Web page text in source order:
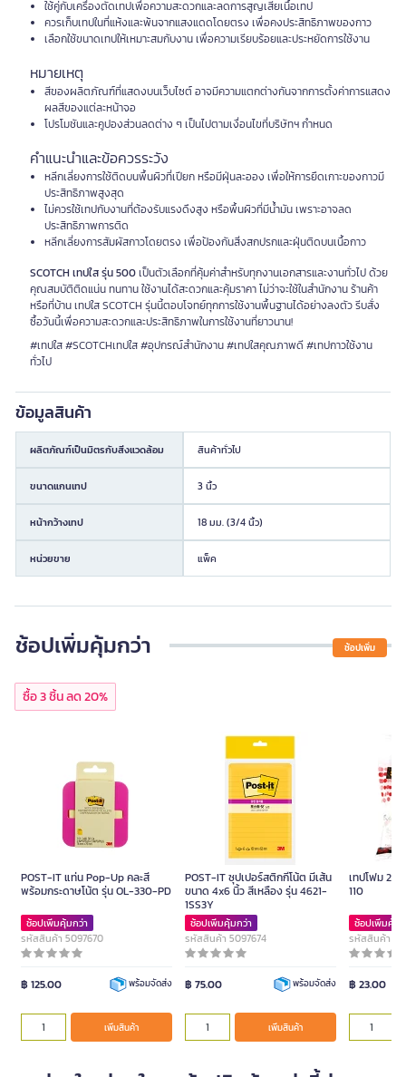
ใช้คู่กับเครื่องตัดเทปเพื่อความสะดวกและลดการสูญเสียเนื้อเทป
ควรเก็บเทปในที่แห้งและพ้นจากแสงแดดโดยตรง เพื่อคงประสิทธิภาพของกาว
เลือกใช้ขนาดเทปให้เหมาะสมกับงาน เพื่อความเรียบร้อยและประหยัดการใช้งาน
หมายเหตุ
สีของผลิตภัณฑ์ที่แสดงบนเว็บไซต์ อาจมีความแตกต่างกันจากการตั้งค่าการแสดง
ผลสีของแต่ละหน้าจอ
โปรโมชันและคูปองส่วนลดต่าง ๆ เป็นไปตามเงื่อนไขที่บริษัทฯ กำหนด
คำแนะนำและข้อควรระวัง
หลีกเลี่ยงการใช้ติดบนพื้นผิวที่เปียก หรือมีฝุ่นละออง เพื่อให้การยึดเกาะของกาวมี
ประสิทธิภาพสูงสุด
ไม่ควรใช้เทปกับงานที่ต้องรับแรงดึงสูง หรือพื้นผิวที่มีน้ำมัน เพราะอาจลด
ประสิทธิภาพการติด
หลีกเลี่ยงการสัมผัสกาวโดยตรง เพื่อป้องกันสิ่งสกปรกและฝุ่นติดบนเนื้อกาว
SCOTCH เทปใส รุ่น 500เป็นตัวเลือกที่คุ้มค่าสำหรับทุกงานเอกสารและงานทั่วไป ด้วย
คุณสมบัติติดแน่น ทนทาน ใช้งานได้สะดวกและคุ้มราคา ไม่ว่าจะใช้ในสำนักงาน ร้านค้า
หรือที่บ้าน เทปใส SCOTCH รุ่นนี้ตอบโจทย์ทุกการใช้งานพื้นฐานได้อย่างลงตัว รีบสั่ง
ซื้อวันนี้เพื่อความสะดวกและประสิทธิภาพในการใช้งานที่ยาวนาน!
#เทปใส #SCOTCHเทปใส #อุปกรณ์สำนักงาน #เทปใสคุณภาพดี #เทปกาวใช้งาน
ทั่วไป
ข้อมูลสินค้า
ผลิตภัณฑ์เป็นมิตรกับสิ่งแวดล้อม สินค้าทั่วไป
ขนาดแกนเทป 3 นิ้ว
หน้ากว้างเทป 18 มม. (3/4 นิ้ว)
หน่วยขาย แพ็ค
ช้อปเพิ่มคุ้มกว่า ช้อปเพิ่ม
ซื้อ 3 ชิ้น ลด 20%
POST-IT แท่น Pop-Up คละสี
พร้อมกระดาษโน้ต รุ่น OL-330-PD
ช้อปเพิ่มคุ้มกว่า
รหัสสินค้า 5097670
฿ 125.00 พร้อมจัดส่ง
เพิ่มสินค้า
POST-IT ซุปเปอร์สติกกี้โน้ต มีเส้น
ขนาด 4x6 นิ้ว สีเหลือง รุ่น 4621-
1SS3Y
ช้อปเพิ่มคุ้มกว่า
รหัสสินค้า 5097674
฿ 75.00 พร้อมจัดส่ง
เพิ่มสินค้า
เทปโฟม 21
110
ช้อปเพิ่มคุ้ม
รหัสสินค้า
฿ 23.00